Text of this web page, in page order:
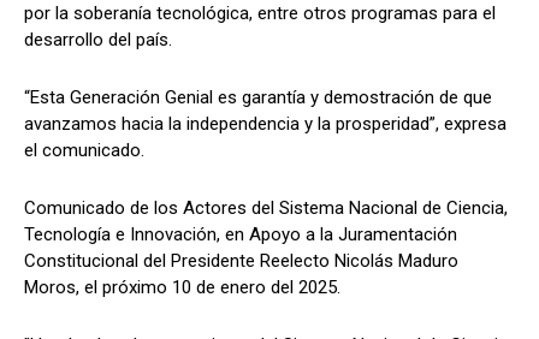
por la soberanía tecnológica, entre otros programas para el
desarrollo del país.
“Esta Generación Genial es garantía y demostración de que
avanzamos hacia la independencia y la prosperidad”, expresa
el comunicado.
Comunicado de los Actores del Sistema Nacional de Ciencia,
Tecnología e Innovación, en Apoyo a la Juramentación
Constitucional del Presidente Reelecto Nicolás Maduro
Moros, el próximo 10 de enero del 2025.